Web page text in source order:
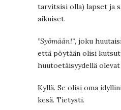
tarvitsisi olla) lapset ja
aikuiset.
”Syömään!”, joku
että pöytään olisi
huutoetäisyydellä
Kyllä. Se olisi oma
kesä. Tietysti.